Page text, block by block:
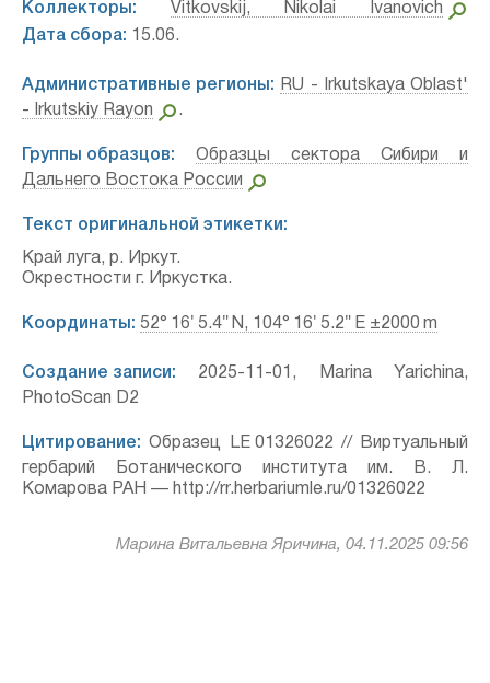
Коллекторы:
Vitkovskij, Nikolai Ivanovich
Дата сбора: 15.06.
Административные регионы:
RU - Irkutskaya Oblast'
- Irkutskiy Rayon
.
Группы образцов:
Образцы сектора Сибири и
Дальнего Востока России
Текст оригинальной этикетки:
Край луга, р. Иркут.
Окрестности г. Иркустка.
Координаты: 52° 16′ 5.4″ N, 104° 16′ 5.2″ E ±2000 m
Создание записи: 2025-11-01, Marina Yarichina,
PhotoScan D2
Цитирование: Образец LE 01326022 // Виртуальный
гербарий Ботанического института им. В. Л.
Комарова РАН — http://rr.herbariumle.ru/01326022
Марина Витальевна Яричина, 04.11.2025 09:56